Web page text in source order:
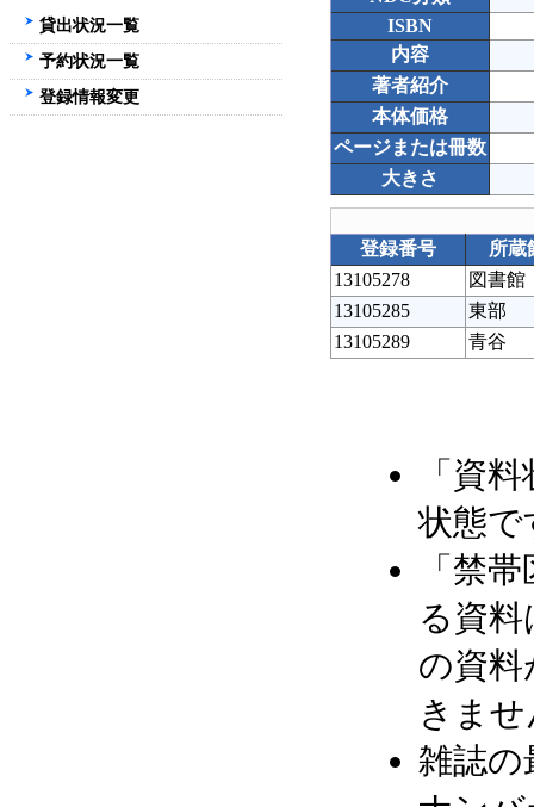
ISBN
内容
著者紹介
本体価格
ページまたは冊数
大きさ
登録番号
所蔵
13105278
図書館
13105285
東部
13105289
青谷
「資
状態で
「禁
る資
の資料
きま
雑誌の
貸出状況一覧
予約状況一覧
登録情報変更